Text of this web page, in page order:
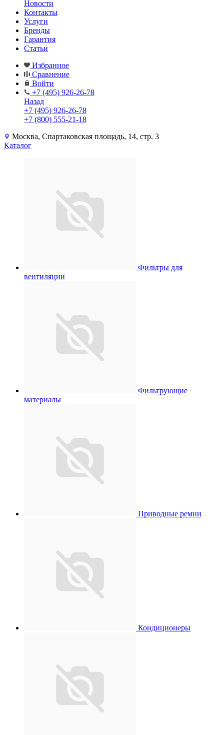
Новости
Контакты
Услуги
Бренды
Гарантия
Статьи
Избранное
Сравнение
Войти
+7 (495) 926-26-78
Назад
+7 (495) 926-26-78
+7 (800) 555-21-18
Москва, Спартаковская площадь, 14, стр. 3
Каталог
Фильтры для
вентиляции
Фильтрующие
материалы
Приводные ремни
Кондиционеры